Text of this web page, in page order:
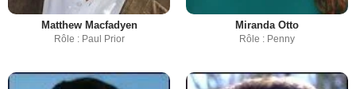
Matthew Macfadyen
Rôle : Paul Prior
Miranda Otto
Rôle : Penny